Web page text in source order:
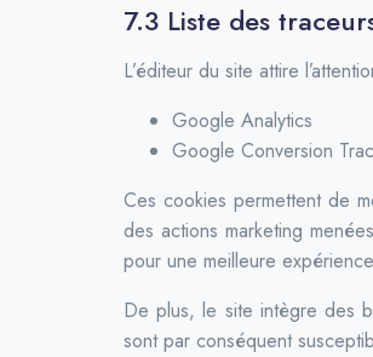
7.3 Liste des
L’éditeur du site attire
Google Analytics
Google Conversion
Ces cookies permettent de
des actions marketing
pour une meilleure
De plus, le site intègre des
sont par conséquent